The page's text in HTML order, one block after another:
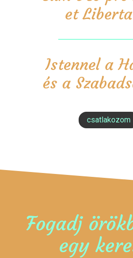
et
Istennel a
és a
csatlakozom
Fogadj
egy